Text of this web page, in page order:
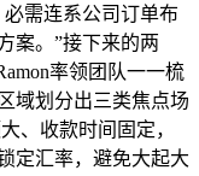
需连系公司订单布
案。”接下来的两
率领团队一一梳
域划分出三类焦点场
、收款时间固定，
定汇率，避免大起大